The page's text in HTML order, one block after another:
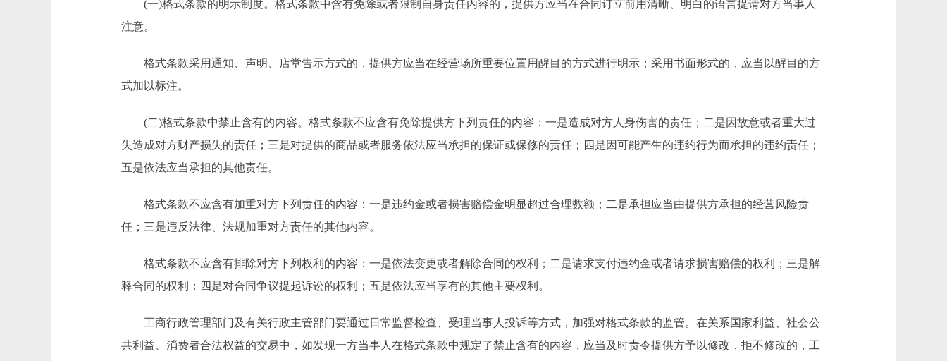
(一)格式条款的明示制度。格式条款中含有免除或者限制自身责任内容的，提供方应当在合同订立前用清晰、明白的语言提请对方当事人
注意。
格式条款采用通知、声明、店堂告示方式的，提供方应当在经营场所重要位置用醒目的方式进行明示；采用书面形式的，应当以醒目的方
式加以标注。
(二)格式条款中禁止含有的内容。格式条款不应含有免除提供方下列责任的内容：一是造成对方人身伤害的责任；二是因故意或者重大过
失造成对方财产损失的责任；三是对提供的商品或者服务依法应当承担的保证或保修的责任；四是因可能产生的违约行为而承担的违约责任；
五是依法应当承担的其他责任。
格式条款不应含有加重对方下列责任的内容：一是违约金或者损害赔偿金明显超过合理数额；二是承担应当由提供方承担的经营风险责
任；三是违反法律、法规加重对方责任的其他内容。
格式条款不应含有排除对方下列权利的内容：一是依法变更或者解除合同的权利；二是请求支付违约金或者请求损害赔偿的权利；三是解
释合同的权利；四是对合同争议提起诉讼的权利；五是依法应当享有的其他主要权利。
工商行政管理部门及有关行政主管部门要通过日常监督检查、受理当事人投诉等方式，加强对格式条款的监管。在关系国家利益、社会公
共利益、消费者合法权益的交易中，如发现一方当事人在格式条款中规定了禁止含有的内容，应当及时责令提供方予以修改，拒不修改的，工